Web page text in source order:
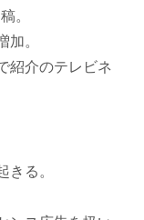
。
加。
紹介のテレビネ
きる。